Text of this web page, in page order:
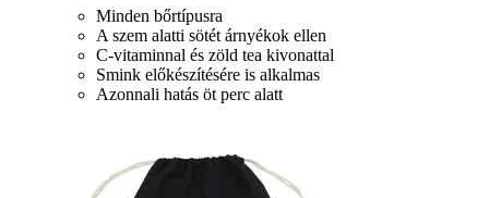
Minden bőrtípusra
A szem alatti sötét árnyékok ellen
C-vitaminnal és zöld tea kivonattal
Smink előkészítésére is alkalmas
Azonnali hatás öt perc alatt